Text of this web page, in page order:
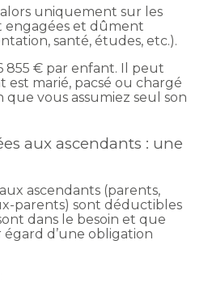
uniquement sur les
engagées et dûment
santé, études, etc.).
855 € par enfant. Il peut
est marié, pacsé ou chargé
que vous assumiez seul son
aux ascendants : une
ascendants (parents,
parents) sont déductibles
dans le besoin et que
d’une obligation